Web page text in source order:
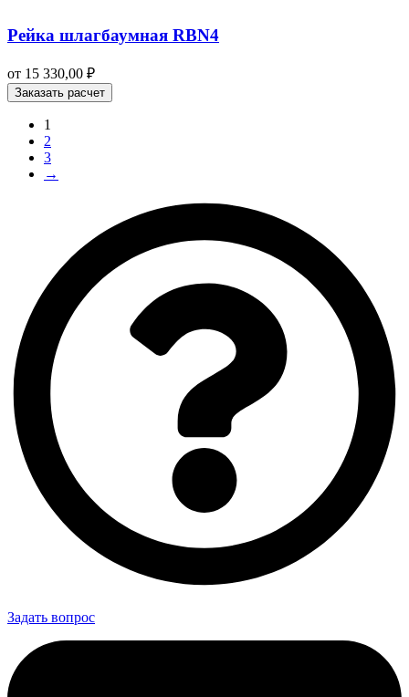
Рейка шлагбаумная RBN4
от 15 330,00 ₽
Заказать расчет
1
2
3
→
Задать вопрос